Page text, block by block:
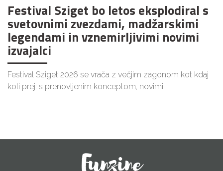
Festival Sziget bo letos eksplodiral s
svetovnimi zvezdami, madžarskimi
legendami in vznemirljivimi novimi
izvajalci
Festival Sziget 2026 se vrača z večjim zagonom kot kdaj
koli prej: s prenovljenim konceptom, novimi